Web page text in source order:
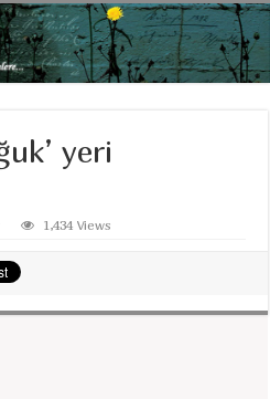
yeri
1,434 Views